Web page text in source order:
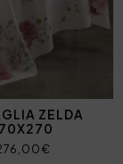
ZELDA